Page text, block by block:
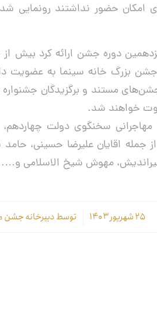
امکان حضور نداشتند
بزرگ‌ خانه سینما به عضویت
مستند و برگزیدگان
خواهند شد.
سخنگوی دولت
جمله اقایان علیرضا حسینی، حامد
خیراندیش، مهوش شیخ الاسلامی
۲۵ شهریور ۱۴۰۳ / توسطدبیرخانه جشن